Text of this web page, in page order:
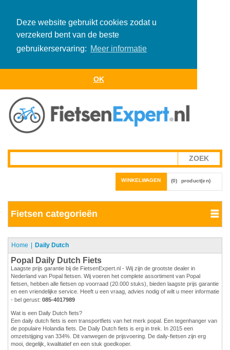
Deze website gebruikt cookies zodat u
verzekerd bent van de beste
gebruikerservaring: Meer informatie
OK
WINKELWAGEN (0) product(en)
Fietsen categorieën
Home Daily Dutch
Popal Daily Dutch Fiets
Laagste prijs garantie bij de FietsenExpert.nl - Wij zijn de grootste dealer in
Nederland van Popal fietsen. Wij voeren het complete assortiment van Popal
fietsen, hebben alle fietsen op voorraad (20.000 stuks), bieden laagste prijs garantie
en een vriendelijke service. Heeft u een vraag, advies nodig of wilt u meer informatie
- bel gerust: 085-4017989
Wat is een Daily Dutch fiets?
Een daily dutch fiets is een transportfiets van het merk popal. Een tegenhanger van
de populaire Holandia fiets. De Daily Dutch fiets is erg in trek. In 2015 een
omzetstijging van 334%. Dit vanwegen de prijsvoering. De daily-fietsen zijn erg
mooi, degelijk, kwalitatief en een stuk goedkoper.